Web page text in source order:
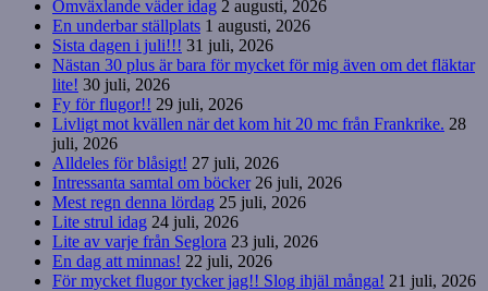
Omväxlande väder idag 2 augusti, 2026
En underbar ställplats 1 augusti, 2026
Sista dagen i juli!!! 31 juli, 2026
Nästan 30 plus är bara för mycket för mig även om det fläktar
lite! 30 juli, 2026
Fy för flugor!! 29 juli, 2026
Livligt mot kvällen när det kom hit 20 mc från Frankrike. 28
juli, 2026
Alldeles för blåsigt! 27 juli, 2026
Intressanta samtal om böcker 26 juli, 2026
Mest regn denna lördag 25 juli, 2026
Lite strul idag 24 juli, 2026
Lite av varje från Seglora 23 juli, 2026
En dag att minnas! 22 juli, 2026
För mycket flugor tycker jag!! Slog ihjäl många! 21 juli, 2026